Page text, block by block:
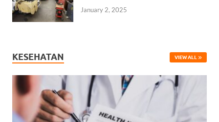
January 2, 2025
KESEHATAN VIEW ALL